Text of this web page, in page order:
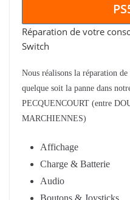
Réparation de votre
Switch
Nous réalisons la réparation
quelque soit la panne dans
PECQUENCOURT (entre
MARCHIENNES)
Affichage
Charge & Batterie
Audio
Boutons & Joysticks